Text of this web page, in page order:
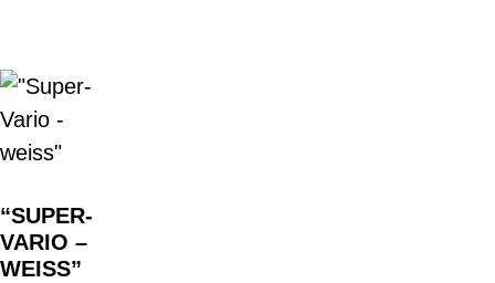
“SUPER-
VARIO –
WEISS”